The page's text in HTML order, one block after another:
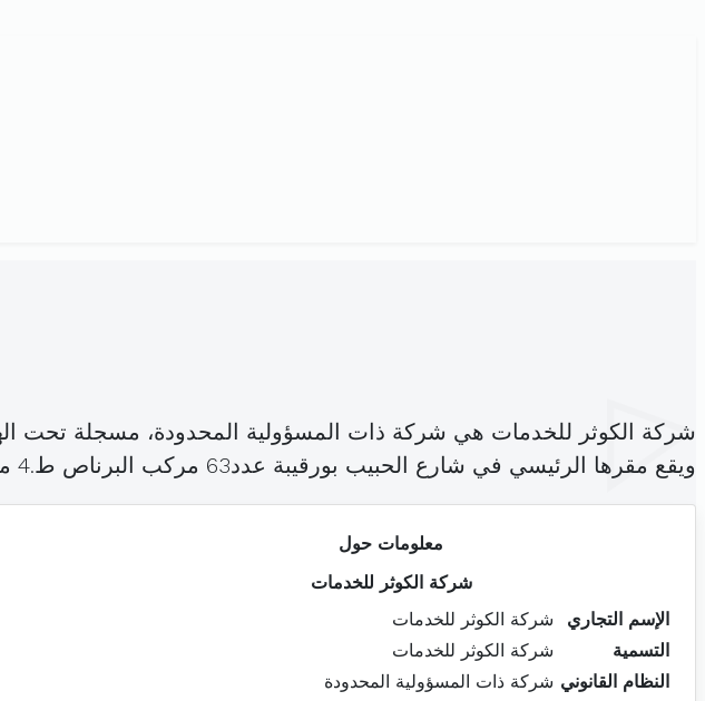
شركة الكوثر للخدمات هي شركة ذات المسؤولية المحدودة، مسجلة تحت
ويقع مقرها الرئيسي في شارع الحبيب بورقيبة عدد63 مركب البرناص ط.4 مكتب406 (
معلومات حول
شركة الكوثر للخدمات
الإسم التجاري
شركة الكوثر للخدمات
التسمية
شركة الكوثر للخدمات
النظام القانوني شركة ذات المسؤولية المحدودة